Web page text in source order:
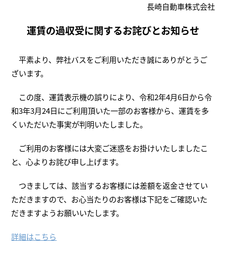
長崎自動車株式会社
運賃の過収受に関するお詫びとお知らせ
平素より、弊社バスをご利用いただき誠にありがとうご
ざいます。
この度、運賃表示機の誤りにより、令和2年4月6日から令
和3年3月24日にご利用頂いた一部のお客様から、運賃を多
くいただいた事実が判明いたしました。
ご利用のお客様には大変ご迷惑をお掛けいたしましたこ
と、心よりお詫び申し上げます。
つきましては、該当するお客様には差額を返金させてい
ただきますので、お心当たりのお客様は下記をご確認いた
だきますようお願いいたします。
詳細はこちら